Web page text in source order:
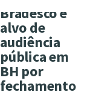
Bradesco é
alvo de
audiência
pública em
BH por
fechamento